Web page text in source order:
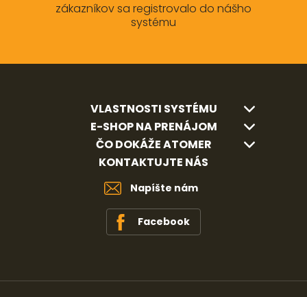
zákazníkov sa registrovalo do nášho
systému
VLASTNOSTI SYSTÉMU
E-SHOP NA PRENÁJOM
ČO DOKÁŽE ATOMER
KONTAKTUJTE NÁS
Napíšte nám
Facebook